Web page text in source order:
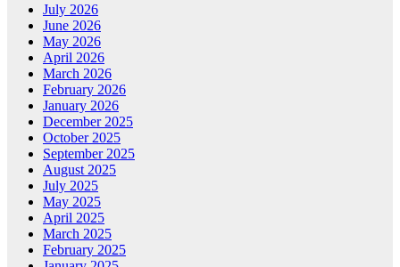
July 2026
June 2026
May 2026
April 2026
March 2026
February 2026
January 2026
December 2025
October 2025
September 2025
August 2025
July 2025
May 2025
April 2025
March 2025
February 2025